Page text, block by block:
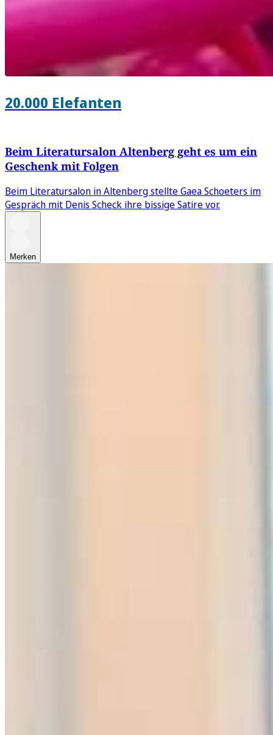
20.000 Elefanten
Beim Literatursalon Altenberg geht es um ein
Geschenk mit Folgen
Beim Literatursalon in Altenberg stellte Gaea Schoeters im
Gespräch mit Denis Scheck ihre bissige Satire vor.
Merken